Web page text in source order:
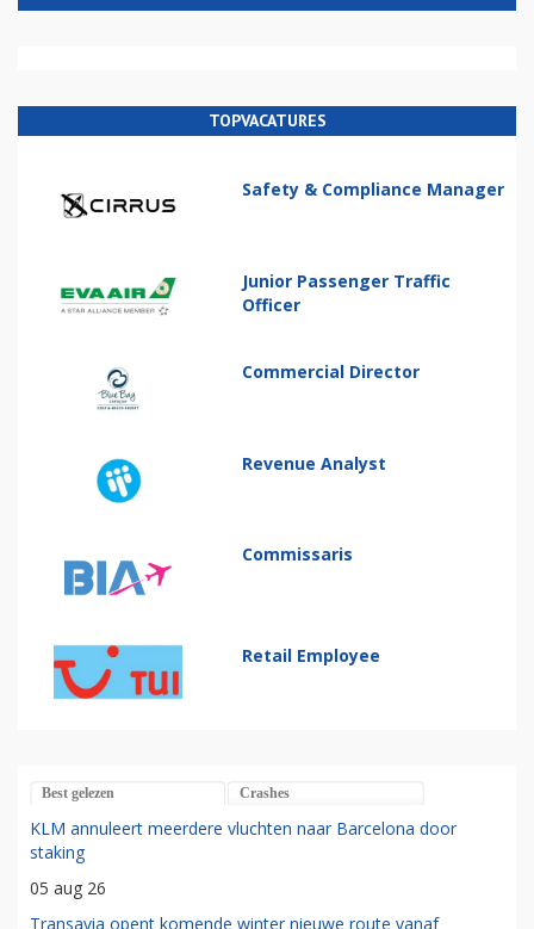
TOPVACATURES
Safety & Compliance Manager
Junior Passenger Traffic
Officer
Commercial Director
Revenue Analyst
Commissaris
Retail Employee
Best gelezen Crashes
KLM annuleert meerdere vluchten naar Barcelona door
staking
05 aug 26
Transavia opent komende winter nieuwe route vanaf